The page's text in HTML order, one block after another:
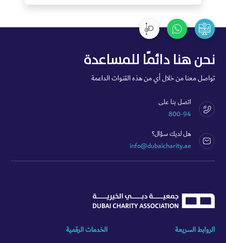
نحن هنا دائمًا للمساعدة
تواصل معنا من خلال أي من هذه القنوات الداعمة
اتصل بنا على
800-94
هل لديك سؤال؟
info@dubaicharity.ae
الروابط السريعة الخدمات الرقمية